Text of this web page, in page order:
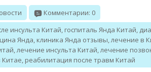
Комментарии: 0
инсульта Китай, госпиталь Янда Китай,
Янда, клиника Янда отзывы,лечение в
,лечение инсульта Китай,лечение
Китае, реабилитация после травм Китай